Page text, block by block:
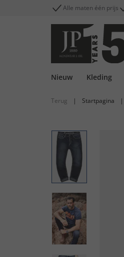
Alle maten één prijs
Nieuw Kleding
Terug | Startpagina |